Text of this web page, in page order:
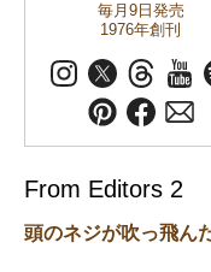
毎月9日発売
1976年創刊
From Editors 2
頭のネジが吹っ飛ん